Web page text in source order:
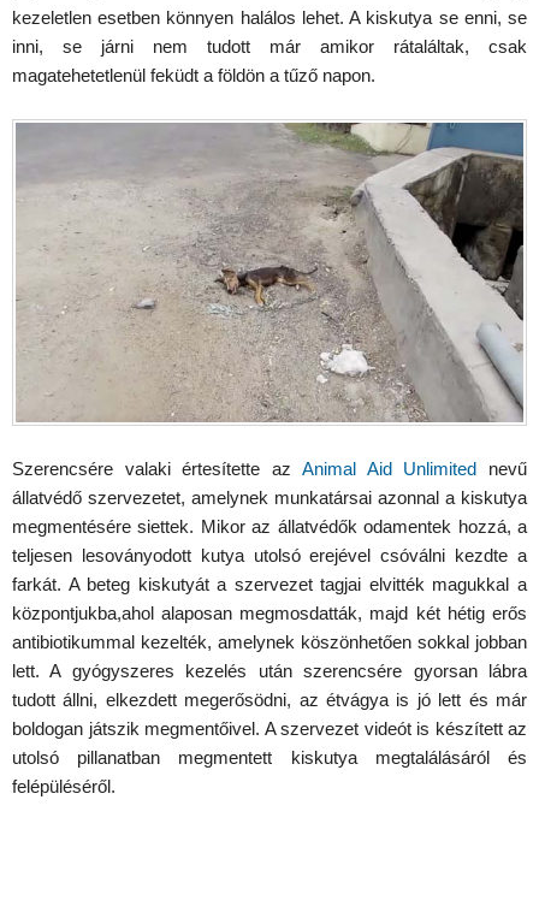
kezeletlen esetben könnyen halálos lehet. A kiskutya se enni, se
inni, se járni nem tudott már amikor rátaláltak, csak
magatehetetlenül feküdt a földön a tűző napon.
Szerencsére valaki értesítette az Animal Aid Unlimited nevű
állatvédő szervezetet, amelynek munkatársai azonnal a kiskutya
megmentésére siettek. Mikor az állatvédők odamentek hozzá, a
teljesen lesoványodott kutya utolsó erejével csóválni kezdte a
farkát. A beteg kiskutyát a szervezet tagjai elvitték magukkal a
központjukba,ahol alaposan megmosdatták, majd két hétig erős
antibiotikummal kezelték, amelynek köszönhetően sokkal jobban
lett. A gyógyszeres kezelés után szerencsére gyorsan lábra
tudott állni, elkezdett megerősödni, az étvágya is jó lett és már
boldogan játszik megmentőivel. A szervezet videót is készített az
utolsó pillanatban megmentett kiskutya megtalálásáról és
felépüléséről.